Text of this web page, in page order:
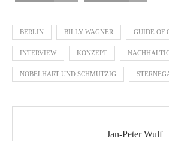
BERLIN BILLY WAGNER GUIDE OF
INTERVIEW KONZEPT
NOBELHART UND SCHMUTZIG
Jan-Peter Wulf